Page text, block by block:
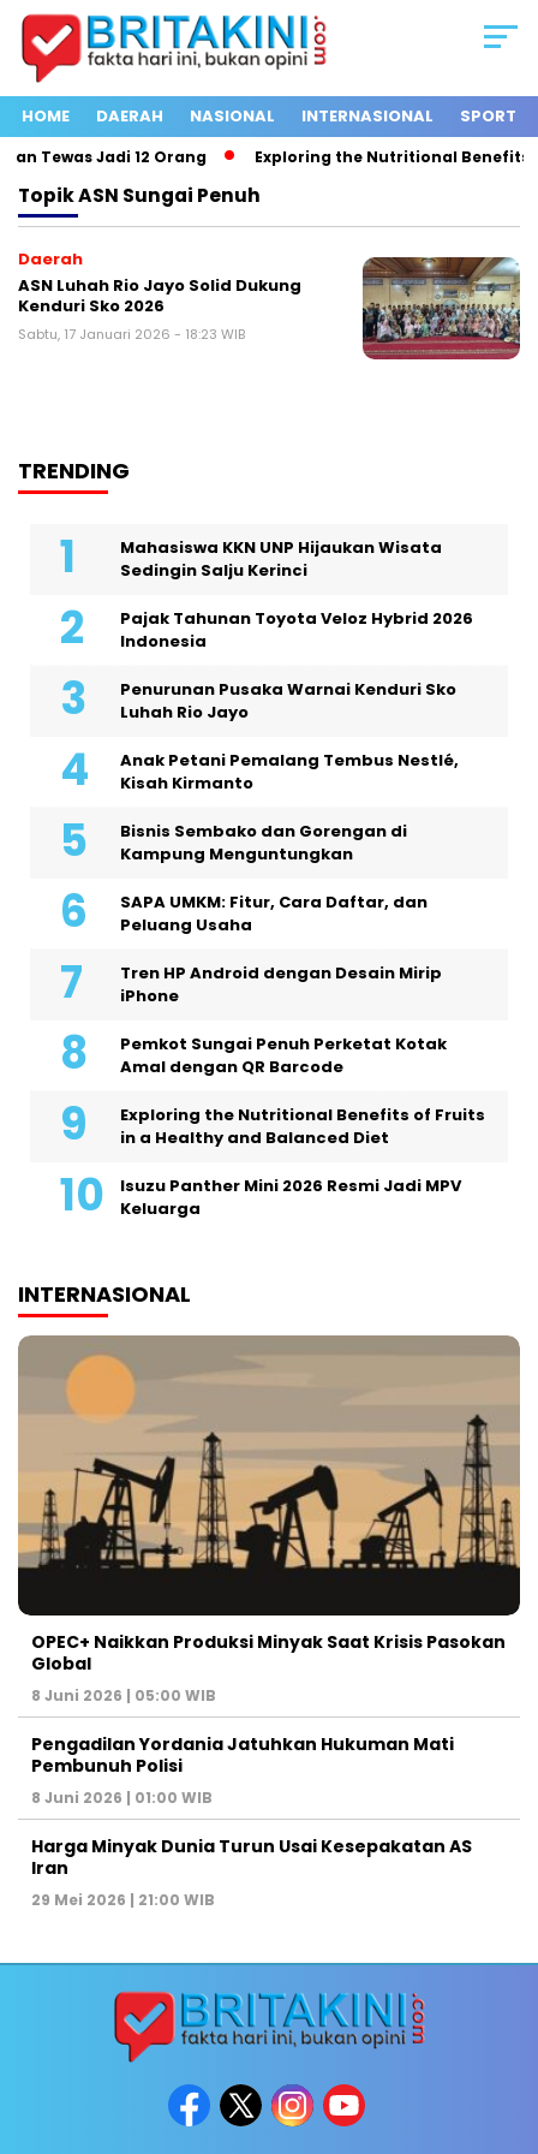
HOME DAERAH NASIONAL INTERNASIONAL SPORT
Tewas Jadi 12 Orang Exploring the Nutritional Benefits
TopikASN Sungai Penuh
Daerah
ASN Luhah Rio Jayo Solid Dukung
Kenduri Sko 2026
Sabtu, 17 Januari 2026 - 18:23 WIB
TRENDING
Mahasiswa KKN UNP Hijaukan Wisata
Sedingin Salju Kerinci
Pajak Tahunan Toyota Veloz Hybrid 2026
Indonesia
Penurunan Pusaka Warnai Kenduri Sko
Luhah Rio Jayo
Anak Petani Pemalang Tembus Nestlé,
Kisah Kirmanto
Bisnis Sembako dan Gorengan di
Kampung Menguntungkan
SAPA UMKM: Fitur, Cara Daftar, dan
Peluang Usaha
Tren HP Android dengan Desain Mirip
iPhone
Pemkot Sungai Penuh Perketat Kotak
Amal dengan QR Barcode
Exploring the Nutritional Benefits of Fruits
in a Healthy and Balanced Diet
Isuzu Panther Mini 2026 Resmi Jadi MPV
Keluarga
INTERNASIONAL
OPEC+ Naikkan Produksi Minyak Saat Krisis Pasokan
Global
8 Juni 2026 | 05:00 WIB
Pengadilan Yordania Jatuhkan Hukuman Mati
Pembunuh Polisi
8 Juni 2026 | 01:00 WIB
Harga Minyak Dunia Turun Usai Kesepakatan AS
Iran
29 Mei 2026 | 21:00 WIB